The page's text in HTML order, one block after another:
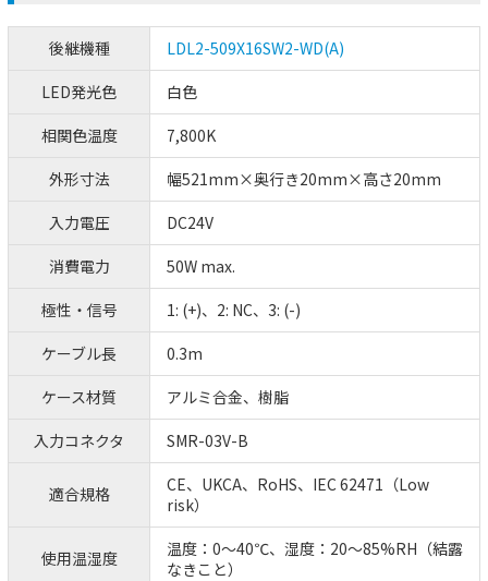
後継機種
LDL2-509X16SW2-WD(A)
LED発光色
白色
相関色温度
7,800K
外形寸法
幅521mm×奥行き20mm×高さ20mm
入力電圧
DC24V
消費電力
50W max.
極性・信号
1: (+)、2: NC、3: (-)
ケーブル長
0.3m
ケース材質
アルミ合金、樹脂
入力コネクタ
SMR-03V-B
適合規格
CE、UKCA、RoHS、IEC 62471（Low
risk）
使用温湿度
温度：0～40℃、湿度：20～85%RH（結露
なきこと）